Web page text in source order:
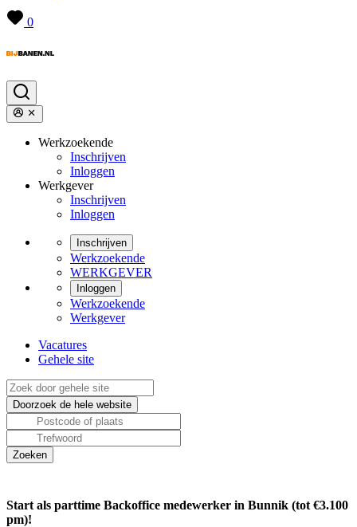
0
Werkzoekende
Inschrijven
Inloggen
Werkgever
Inschrijven
Inloggen
Inschrijven
Werkzoekende
WERKGEVER
Inloggen
Werkzoekende
Werkgever
Vacatures
Gehele site
Start als parttime Backoffice medewerker in Bunnik (tot €3.100
pm)!